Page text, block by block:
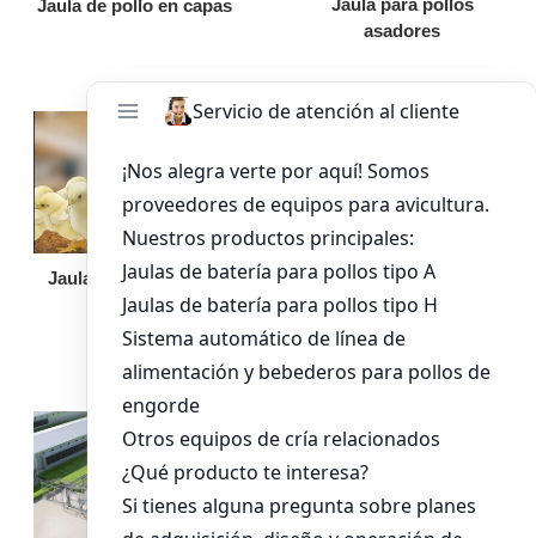
Jaula de pollo en capas
Jaula para pollos
asadores
Jaula de pollo pollita
Bandeja de
alimentación para
pollos de engorde